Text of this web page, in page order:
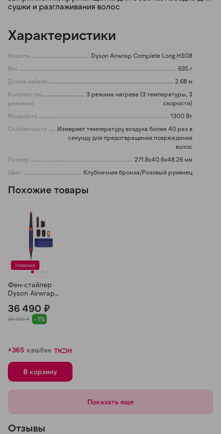
сушки и разглаживания волос
Характеристики
Модель
Dyson Airwrap Complete Long HS08
Вес
635 г
Длина кабеля
2.68 м
Количество
режимов
3 режима нагрева (3 температуры, 3
скорости)
Мощность
1300 Вт
Особенности
Измеряет температуру воздуха более 40 раз в
секунду для предотвращения повреждения
волос
Размер
271.8x40.6x48.26 мм
Цвет
Клубничная бронза/Розовый румянец
Похожие товары
Новинка
Фен-стайлер
Dyson Airwrap
HS08, Синий/
Топаз
36 490 ₽
36 990 ₽ - 1%
+365 кэшбэк
В корзину
Показать еще
Отзывы